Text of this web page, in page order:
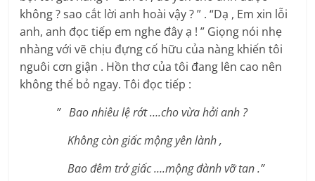
không ? sao cắt lời anh hoài vậy ? ” . “Dạ , Em xin lỗi
anh, anh đọc tiếp em nghe đây ạ ! ” Giọng nói nhẹ
nhàng với vẽ chịu đựng cố hữu của nàng khiến tôi
nguôi cơn giận . Hồn thơ của tôi đang lên cao nên
không thể bỏ ngay. Tôi đọc tiếp :
” Bao nhiêu lệ rớt ….cho vừa hởi anh ?
Không còn giấc mộng yên lành ,
Bao đêm trở giấc ….mộng đành vỡ tan .”